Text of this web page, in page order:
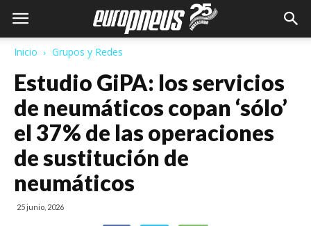
Inicio Grupos y Redes
Estudio GiPA: los servicios
de neumáticos copan ‘sólo’
el 37% de las operaciones
de sustitución de
neumáticos
25 junio, 2026